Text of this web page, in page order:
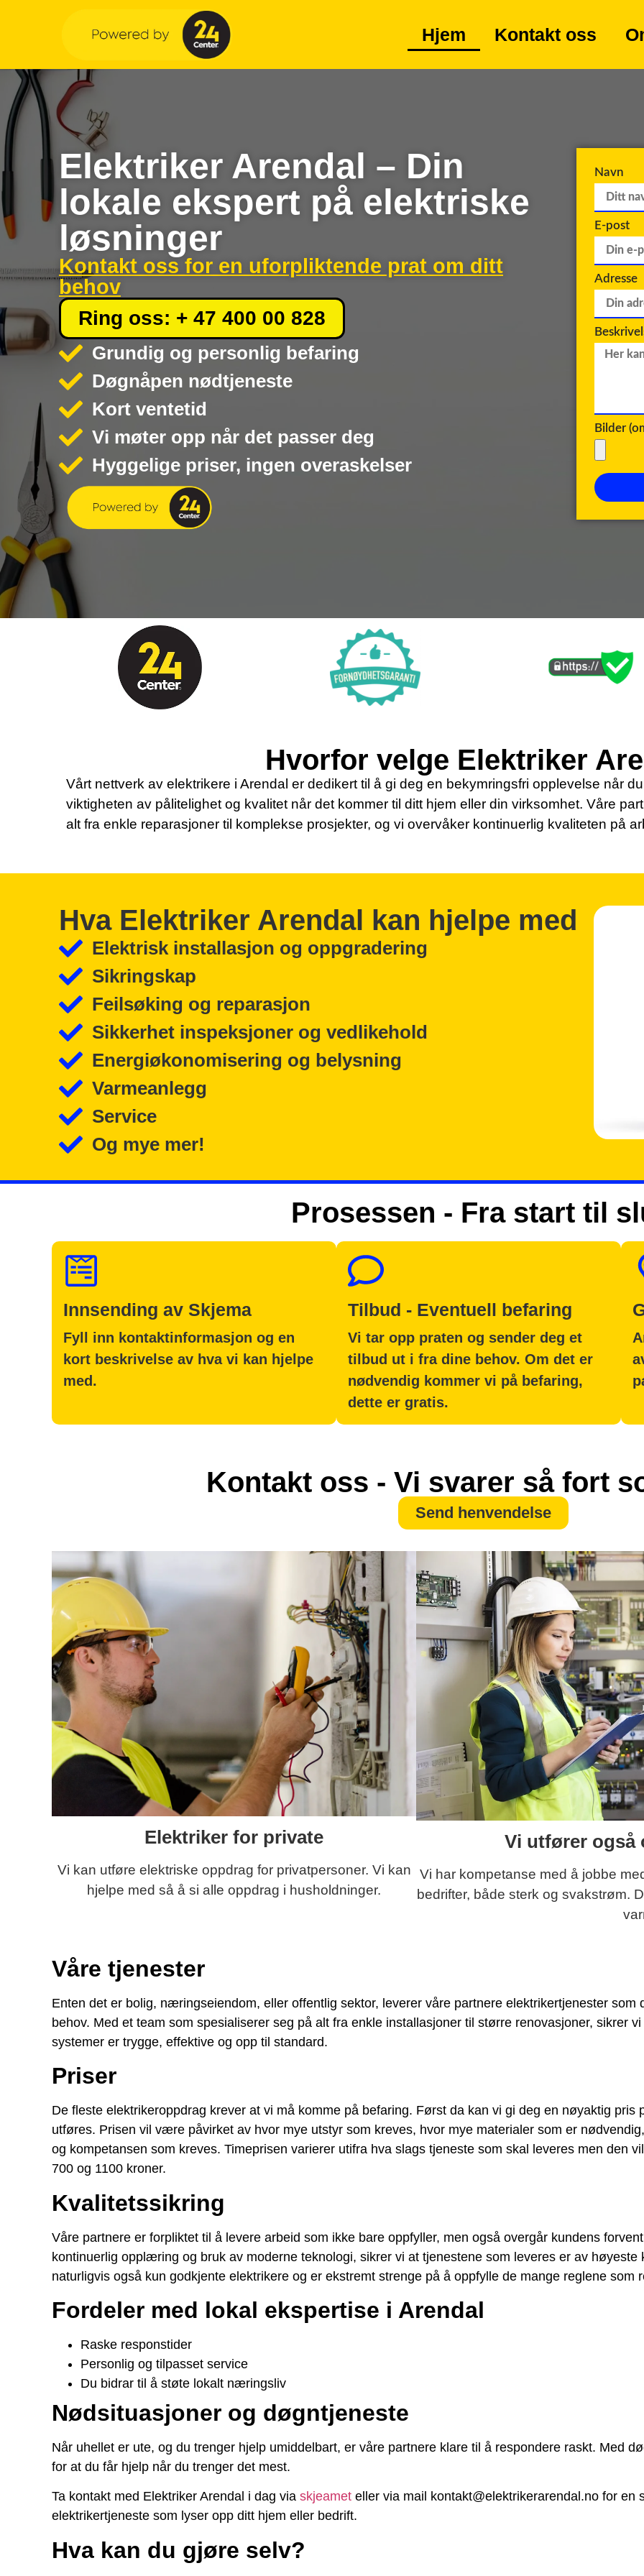
Hjem Kontakt oss
Elektriker Arendal – Din
lokale ekspert på elektriske
løsninger
Kontakt oss for en uforpliktende prat om ditt
behov
Ring oss: + 47 400 00 828
Grundig og personlig befaring
Døgnåpen nødtjeneste
Kort ventetid
Vi møter opp når det passer deg
Hyggelige priser, ingen overaskelser
Navn
E-post
Adresse
Bilder
Hvorfor velge Elektriker
Vårt nettverk av elektrikere i Arendal er dedikert til å gi deg en bekymringsfri opplevelse når
viktigheten av pålitelighet og kvalitet når det kommer til ditt hjem eller din virksomhet. Våre
alt fra enkle reparasjoner til komplekse prosjekter, og vi overvåker kontinuerlig kvaliteten på
Hva Elektriker Arendal kan hjelpe med
Elektrisk installasjon og oppgradering
Sikringskap
Feilsøking og reparasjon
Sikkerhet inspeksjoner og vedlikehold
Energiøkonomisering og belysning
Varmeanlegg
Service
Og mye mer!
Prosessen - Fra start til
Innsending av Skjema
Fyll inn kontaktinformasjon og en
kort beskrivelse av hva vi kan hjelpe
med.
Tilbud - Eventuell befaring
Vi tar opp praten og sender deg et
tilbud ut i fra dine behov. Om det er
nødvendig kommer vi på befaring,
dette er gratis.
Kontakt oss - Vi svarer så fort
Send henvendelse
Vi utfører også
Vi har kompetanse med å jobbe
bedrifter, både sterk og svakstrøm.
Elektriker for private
Vi kan utføre elektriske oppdrag for privatpersoner. Vi kan
hjelpe med så å si alle oppdrag i husholdninger.
Våre tjenester
Enten det er bolig, næringseiendom, eller offentlig sektor, leverer våre partnere elektrikertjenester som
behov. Med et team som spesialiserer seg på alt fra enkle installasjoner til større renovasjoner, sikrer
systemer er trygge, effektive og opp til standard.
Priser
De fleste elektrikeroppdrag krever at vi må komme på befaring. Først da kan vi gi deg en nøyaktig pris
utføres. Prisen vil være påvirket av hvor mye utstyr som kreves, hvor mye materialer som er
og kompetansen som kreves. Timeprisen varierer utifra hva slags tjeneste som skal leveres men den
700 og 1100 kroner.
Kvalitetssikring
Våre partnere er forpliktet til å levere arbeid som ikke bare oppfyller, men også overgår kundens
kontinuerlig opplæring og bruk av moderne teknologi, sikrer vi at tjenestene som leveres er av høyeste
naturligvis også kun godkjente elektrikere og er ekstremt strenge på å oppfylle de mange reglene som
Fordeler med lokal ekspertise i Arendal
Raske responstider
Personlig og tilpasset service
Du bidrar til å støte lokalt næringsliv
Nødsituasjoner og døgntjeneste
Når uhellet er ute, og du trenger hjelp umiddelbart, er våre partnere klare til å respondere raskt. Med
for at du får hjelp når du trenger det mest.
Ta kontakt med Elektriker Arendal i dag via skjeamet eller via mail kontakt@elektrikerarendal.no for en
elektrikertjeneste som lyser opp ditt hjem eller bedrift.
Hva kan du gjøre selv?